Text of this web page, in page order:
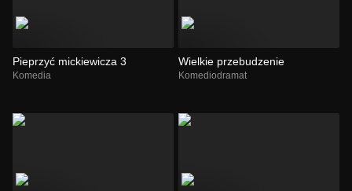
Pieprzyć mickiewicza 3
Komedia
Wielkie przebudzenie
Komediodramat